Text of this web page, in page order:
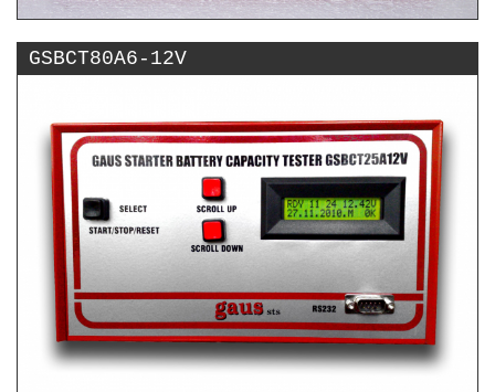
GSBCT80A6-12V